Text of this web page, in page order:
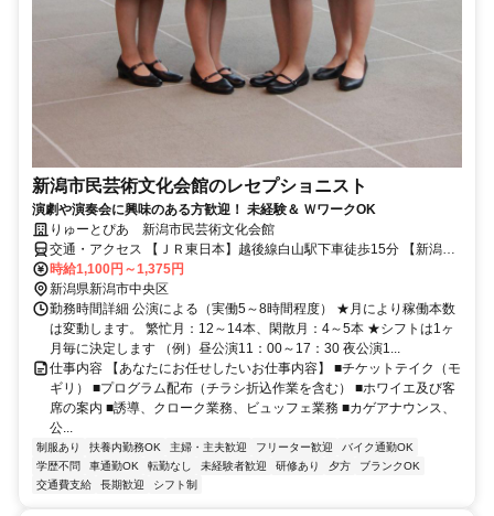
新潟市民芸術文化会館のレセプショニスト
演劇や演奏会に興味のある方歓迎！ 未経験＆ ＷワークOK
りゅーとぴあ 新潟市民芸術文化会館
交通・アクセス 【ＪＲ東日本】越後線白山駅下車徒歩15分 【新潟交
通バス】JR新潟駅からバスのご利用 ※所要時間 新潟駅より15～20分
時給1,100円～1,375円
新潟県新潟市中央区
勤務時間詳細 公演による（実働5～8時間程度） ★月により稼働本数
は変動します。 繁忙月：12～14本、閑散月：4～5本 ★シフトは1ヶ
月毎に決定します （例）昼公演11：00～17：30 夜公演1...
仕事内容 【あなたにお任せしたいお仕事内容】 ■チケットテイク（モ
ギリ） ■プログラム配布（チラシ折込作業を含む） ■ホワイエ及び客
席の案内 ■誘導、クローク業務、ビュッフェ業務 ■カゲアナウンス、
公...
制服あり 扶養内勤務OK 主婦・主夫歓迎 フリーター歓迎
バイク通勤OK
学歴不問
車通勤OK 転勤なし 未経験者歓迎 研修あり 夕方
ブランクOK
交通費支給
長期歓迎 シフト制